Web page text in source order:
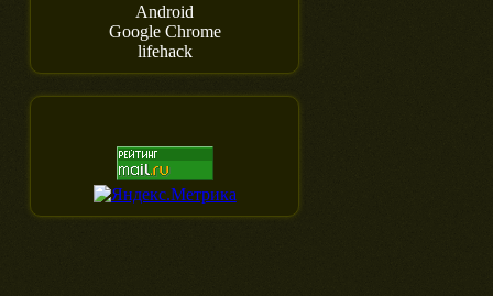
Android
Google Chrome
lifehack